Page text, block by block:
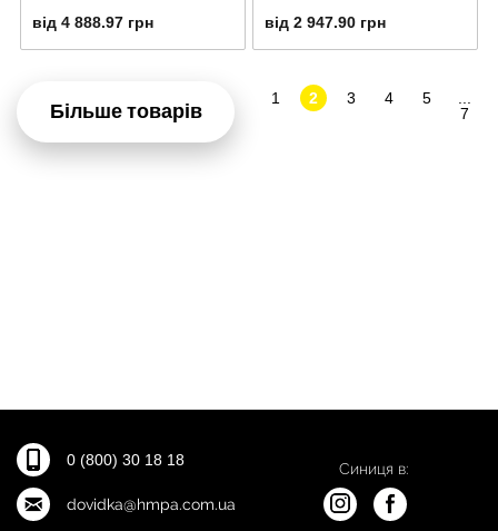
від 4 888.97 грн від 2 947.90 грн
Більше товарів
1 2 3 4 5
7
0 (800) 30 18 18
dovidka@hmpa.com.ua
Синиця в: